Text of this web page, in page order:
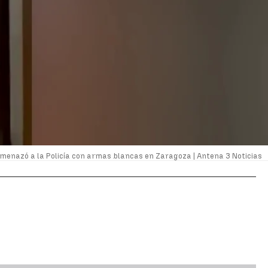
a la Policía con armas blancas en Zaragoza | Antena 3 Noticias